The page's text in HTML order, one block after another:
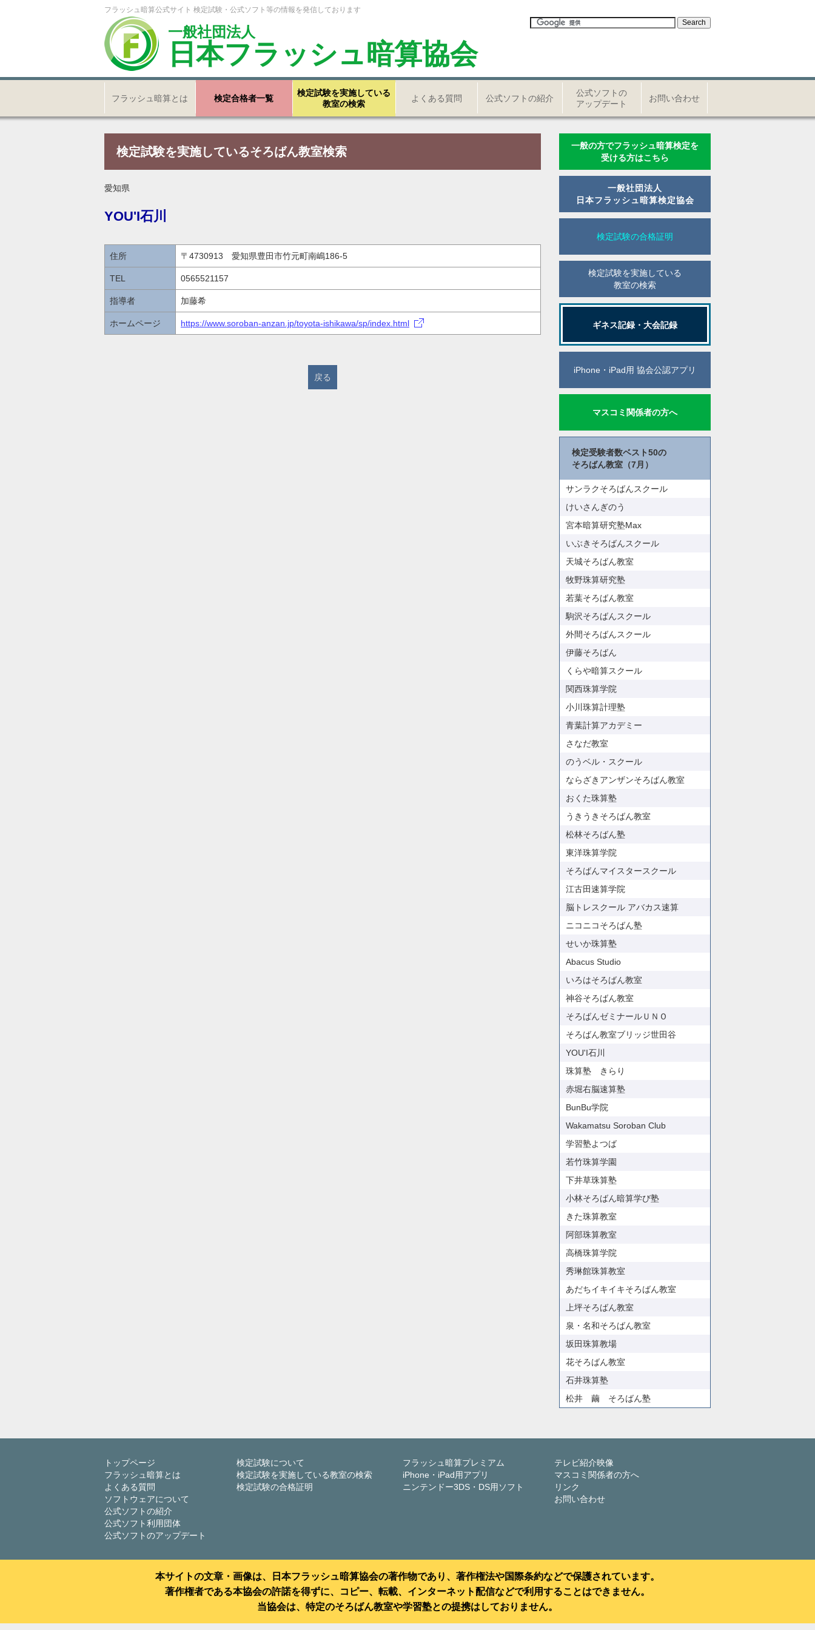
フラッシュ暗算公式サイト 検定試験・公式ソフト等の情報を発信しております
一般社団法人
日本フラッシュ暗算協会
フラッシュ暗算とは 検定合格者一覧
検定試験を実施している
教室の検索
よくある質問 公式ソフトの紹介
公式ソフトの
アップデート
お問い合わせ
検定試験を実施しているそろばん教室検索
愛知県
YOU'I石川
住所 〒4730913 愛知県豊田市竹元町南嶋186-5
TEL 0565521157
指導者 加藤希
ホームページ https://www.soroban-anzan.jp/toyota-ishikawa/sp/index.html
戻る
一般の方でフラッシュ暗算検定を
受ける方はこちら
一般社団法人
日本フラッシュ暗算検定協会
検定試験の合格証明
検定試験を実施している
教室の検索
ギネス記録・大会記録
iPhone・iPad用 協会公認アプリ
マスコミ関係者の方へ
検定受験者数ベスト50の
そろばん教室（7月）
サンラクそろばんスクール
けいさんぎのう
宮本暗算研究塾Max
いぶきそろばんスクール
天城そろばん教室
牧野珠算研究塾
若葉そろばん教室
駒沢そろばんスクール
外間そろばんスクール
伊藤そろばん
くらや暗算スクール
関西珠算学院
小川珠算計理塾
青葉計算アカデミー
さなだ教室
のうベル・スクール
ならざきアンザンそろばん教室
おくた珠算塾
うきうきそろばん教室
松林そろばん塾
東洋珠算学院
そろばんマイスタースクール
江古田速算学院
脳トレスクール アバカス速算
ニコニコそろばん塾
せいか珠算塾
Abacus Studio
いろはそろばん教室
神谷そろばん教室
そろばんゼミナールＵＮＯ
そろばん教室ブリッジ世田谷
YOU'I石川
珠算塾 きらり
赤堀右脳速算塾
BunBu学院
Wakamatsu Soroban Club
学習塾よつば
若竹珠算学園
下井草珠算塾
小林そろばん暗算学び塾
きた珠算教室
阿部珠算教室
高橋珠算学院
秀琳館珠算教室
あだちイキイキそろばん教室
上坪そろばん教室
泉・名和そろばん教室
坂田珠算教場
花そろばん教室
石井珠算塾
松井 繭 そろばん塾
トップページ
フラッシュ暗算とは
よくある質問
ソフトウェアについて
公式ソフトの紹介
公式ソフト利用団体
公式ソフトのアップデート
検定試験について
検定試験を実施している教室の検索
検定試験の合格証明
フラッシュ暗算プレミアム
iPhone・iPad用アプリ
ニンテンドー3DS・DS用ソフト
テレビ紹介映像
マスコミ関係者の方へ
リンク
お問い合わせ
本サイトの文章・画像は、日本フラッシュ暗算協会の著作物であり、著作権法や国際条約などで保護されています。
著作権者である本協会の許諾を得ずに、コピー、転載、インターネット配信などで利用することはできません。
当協会は、特定のそろばん教室や学習塾との提携はしておりません。